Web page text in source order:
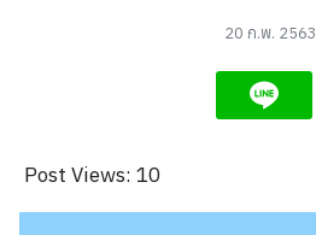
20 ก.พ. 2563
Post Views: 10